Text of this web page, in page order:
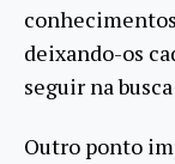
deixando-os
seguir na
Outro ponto